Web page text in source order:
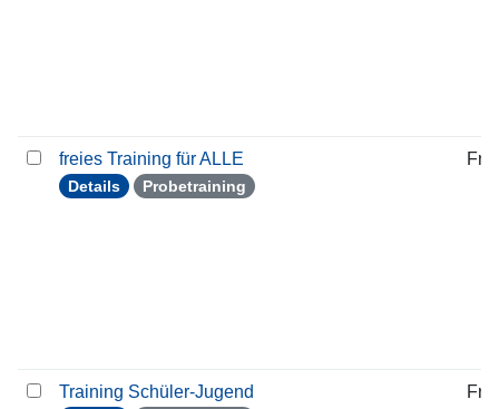
freies Training für ALLE
Details Probetraining
Training Schüler-Jugend